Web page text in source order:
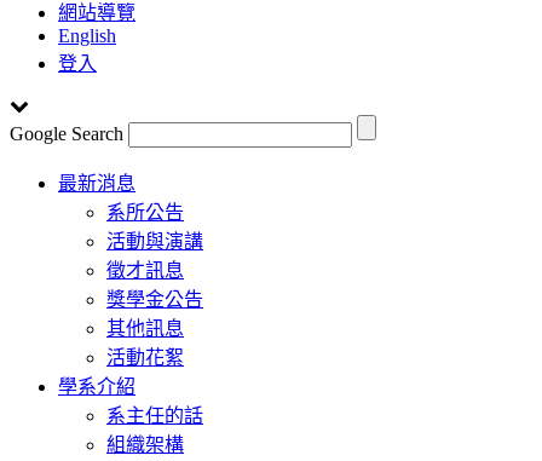
網站導覽
English
登入
Google Search
Toggle
navigation
最新消息
系所公告
活動與演講
徵才訊息
獎學金公告
其他訊息
活動花絮
學系介紹
系主任的話
組織架構